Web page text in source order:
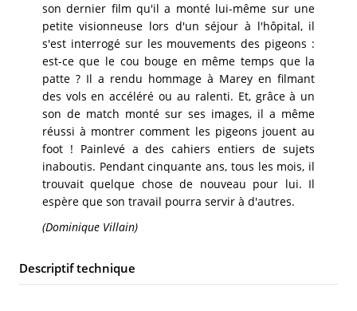
son dernier film qu'il a monté lui-même sur une
petite visionneuse lors d'un séjour à l'hôpital, il
s'est interrogé sur les mouvements des pigeons :
est-ce que le cou bouge en même temps que la
patte ? Il a rendu hommage à Marey en filmant
des vols en accéléré ou au ralenti. Et, grâce à un
son de match monté sur ses images, il a même
réussi à montrer comment les pigeons jouent au
foot ! Painlevé a des cahiers entiers de sujets
inaboutis. Pendant cinquante ans, tous les mois, il
trouvait quelque chose de nouveau pour lui. Il
espère que son travail pourra servir à d'autres.
(Dominique Villain)
Descriptif technique